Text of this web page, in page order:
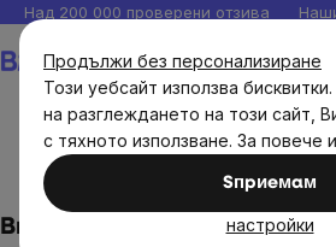
Продължи без персонализиране
Този уебсайт използва
на разглеждането на този сайт,
с тяхното използване. За повече
Sпpиeмaм
настройки
Прескочи
към
съдържанието
Над 200 000 проверени отзива
Brain мъжки спортни шорти,